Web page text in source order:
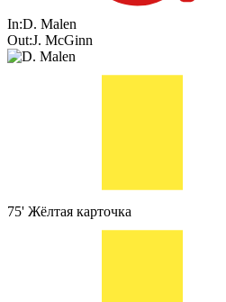
In:D. Malen
Out:J. McGinn
75' Жёлтая карточка